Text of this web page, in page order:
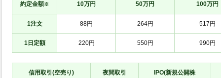
約定金額※ 10万円 50万円 100万円
1注文 88円 264円 517円
1日定額 220円 550円 990円
信用取引(空売り) 夜間取引 IPO(新規公開株